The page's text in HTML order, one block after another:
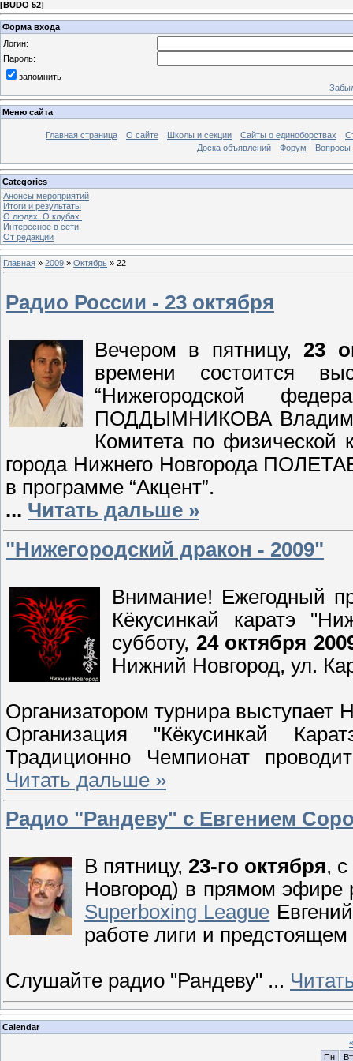
[BUDO 52]
Форма входа
Логин:
Пароль:
запомнить
Меню сайта
Главная страница О сайте Школы и секции Сайты о единоборствах
Доска объявлений
Форум Вопросы
Categories
Анонсы мероприятий
Итоги и результаты
О людях. О клубах.
Интересное в сети
От редакции
Главная » 2009 » Октябрь » 22
Радио России - 23 октября
Вечером в пятницу, 23
времени состоится
“Нижегородской
ПОДДЫМНИКОВА
Комитета по физической
города Нижнего Новгорода
в программе “Акцент”.
... Читать дальше »
"Нижегородский дракон - 2009"
Внимание! Ежегодный
Кёкусинкай каратэ
субботу, 24 октября
Нижний Новгород, ул.
Организатором турнира выступает
Организация "Кёкусинкай
Традиционно Чемпионат
Читать дальше »
Радио "Рандеву" с Евгением
В пятницу, 23-го октября,
Новгород) в прямом эфире
Superboxing League
работе лиги и
Слушайте радио "Рандеву" ...
Calendar
«
Пн
Вт